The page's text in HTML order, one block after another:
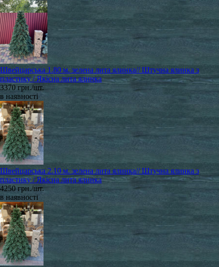
Швейцарська 1.80 м. зелена лита ялинка// Штучна ялинка з
пластику / Якісна лита ялинка
3370 грн./шт.
в наявності
Швейцарська 2.10 м. зелена лита ялинка// Штучна ялинка з
пластику / Якісна лита ялинка
4250 грн./шт.
в наявності